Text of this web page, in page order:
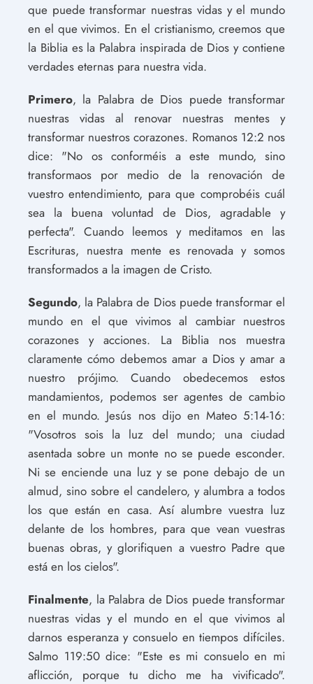
que puede transformar nuestras vidas y el mundo
en el que vivimos. En el cristianismo, creemos que
la Biblia es la Palabra inspirada de Dios y contiene
verdades eternas para nuestra vida.
Primero, la Palabra de Dios puede transformar
nuestras vidas al renovar nuestras mentes y
transformar nuestros corazones. Romanos 12:2 nos
dice: "No os conforméis a este mundo, sino
transformaos por medio de la renovación de
vuestro entendimiento, para que comprobéis cuál
sea la buena voluntad de Dios, agradable y
perfecta". Cuando leemos y meditamos en las
Escrituras, nuestra mente es renovada y somos
transformados a la imagen de Cristo.
Segundo, la Palabra de Dios puede transformar el
mundo en el que vivimos al cambiar nuestros
corazones y acciones. La Biblia nos muestra
claramente cómo debemos amar a Dios y amar a
nuestro prójimo. Cuando obedecemos estos
mandamientos, podemos ser agentes de cambio
en el mundo. Jesús nos dijo en Mateo 5:14-16:
"Vosotros sois la luz del mundo; una ciudad
asentada sobre un monte no se puede esconder.
Ni se enciende una luz y se pone debajo de un
almud, sino sobre el candelero, y alumbra a todos
los que están en casa. Así alumbre vuestra luz
delante de los hombres, para que vean vuestras
buenas obras, y glorifiquen a vuestro Padre que
está en los cielos".
Finalmente, la Palabra de Dios puede transformar
nuestras vidas y el mundo en el que vivimos al
darnos esperanza y consuelo en tiempos difíciles.
Salmo 119:50 dice: "Este es mi consuelo en mi
aflicción, porque tu dicho me ha vivificado".